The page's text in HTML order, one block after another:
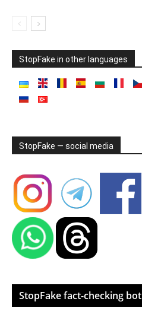
StopFake in other languages
StopFake — social media
StopFake fact-checking bot